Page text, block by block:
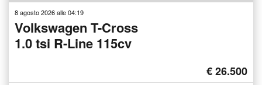
8 agosto 2026 alle 04:19
Volkswagen T-Cross
1.0 tsi R-Line 115cv
€ 26.500